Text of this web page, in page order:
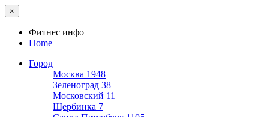
×
Фитнес инфо
Home
Город
Москва 1948
Зеленоград 38
Московский 11
Щербинка 7